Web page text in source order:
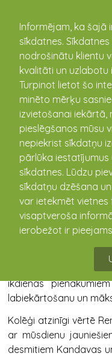
Informējam, ka šajā
sīkdatnes.
nodrošinātu klientu
kvalitāti un uzlabotu
Turpinot lietot šo
minēto mērķu
izvietošanai iekārtā,
pieslēgšanos mūsu
nepiekrist sīkdatņu
pārlūka
sīkdatnes. Lūdzu
sīkdatņu dzēšana
var ietekmēt vietnes
visaptveroša
ierobežot ir
kandava.lv
Renārs
Pateicoties Renāra
jauniešu dzīves
ir ieguvuši
pavada apkārtnes
ikdienas
labiekārtošanu un
Kolēģi atzinīgi vērtē
ar mūsdienu
desmitiem Kandavas